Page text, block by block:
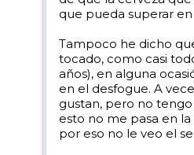
que pueda superar
Tampoco he dicho
tocado, como casi
años), en alguna
en el desfogue. A
gustan, pero no
esto no me pasa en
por eso no le veo el